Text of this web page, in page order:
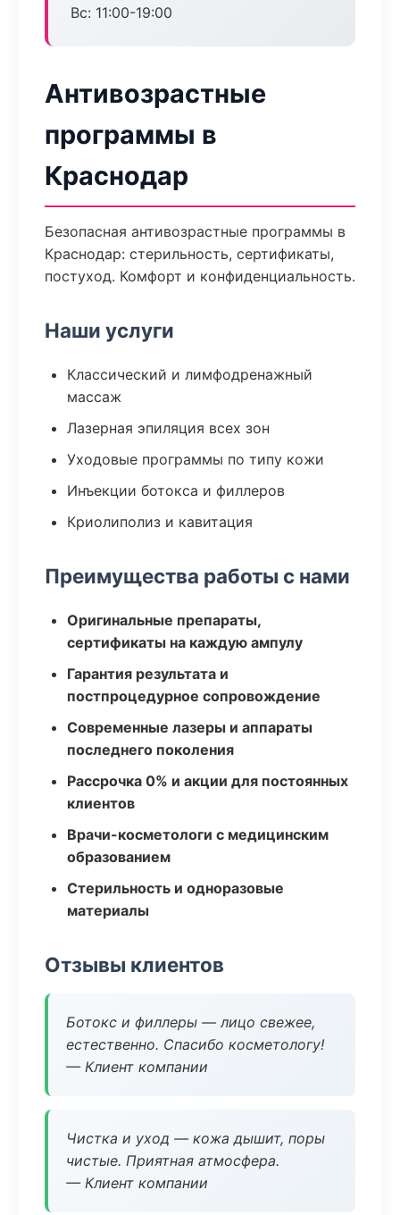
Вс: 11:00-19:00
Антивозрастные
программы в
Краснодар
Безопасная антивозрастные программы в
Краснодар: стерильность, сертификаты,
постуход. Комфорт и конфиденциальность.
Наши услуги
Классический и лимфодренажный
массаж
Лазерная эпиляция всех зон
Уходовые программы по типу кожи
Инъекции ботокса и филлеров
Криолиполиз и кавитация
Преимущества работы с нами
Оригинальные препараты,
сертификаты на каждую ампулу
Гарантия результата и
постпроцедурное сопровождение
Современные лазеры и аппараты
последнего поколения
Рассрочка 0% и акции для постоянных
клиентов
Врачи-косметологи с медицинским
образованием
Стерильность и одноразовые
материалы
Отзывы клиентов
Ботокс и филлеры — лицо свежее,
естественно. Спасибо косметологу!
— Клиент компании
Чистка и уход — кожа дышит, поры
чистые. Приятная атмосфера.
— Клиент компании